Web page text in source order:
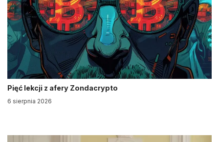
Pięć lekcji z afery Zondacrypto
6 sierpnia 2026